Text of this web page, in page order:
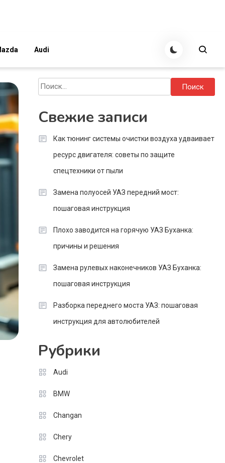
Audi
Найти:
Свежие записи
Как тюнинг системы очистки воздуха удваивает
ресурс двигателя: советы по защите
спецтехники от пыли
Замена полуосей УАЗ передний мост:
пошаговая инструкция
Плохо заводится на горячую УАЗ Буханка:
причины и решения
Замена рулевых наконечников УАЗ Буханка:
пошаговая инструкция
Разборка переднего моста УАЗ: пошаговая
инструкция для автолюбителей
Рубрики
Audi
BMW
Changan
Chery
Chevrolet